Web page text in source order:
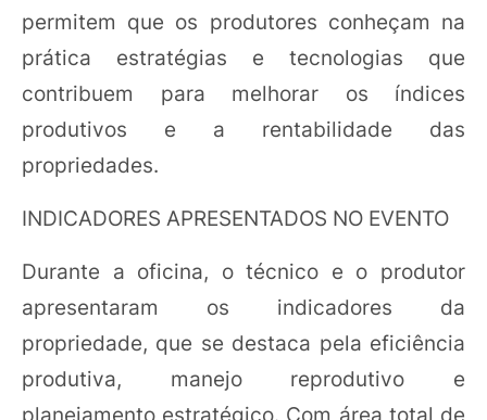
permitem que os produtores conheçam na
prática estratégias e tecnologias que
contribuem para melhorar os índices
produtivos e a rentabilidade das
propriedades.
INDICADORES APRESENTADOS NO EVENTO
Durante a oficina, o técnico e o produtor
apresentaram os indicadores da
propriedade, que se destaca pela eficiência
produtiva, manejo reprodutivo e
planejamento estratégico. Com área total de